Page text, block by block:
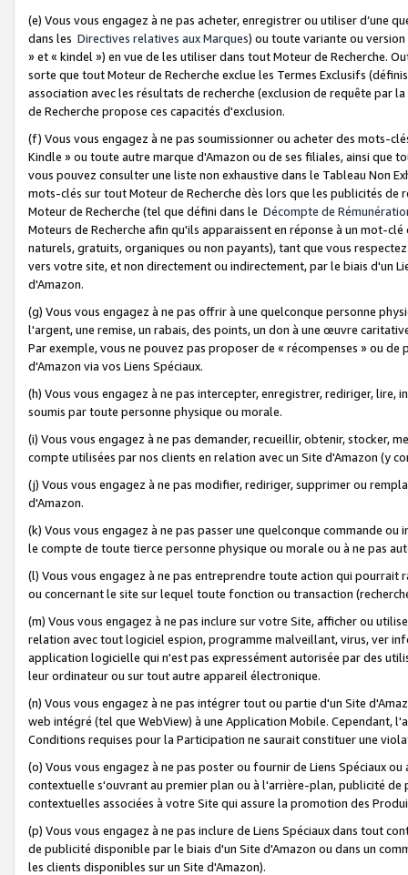
(e) Vous vous engagez à ne pas acheter, enregistrer ou utiliser d’une
dans les Directives relatives aux Marques) ou toute variante ou
» et « kindel ») en vue de les utiliser dans tout Moteur de Recherche.
sorte que tout Moteur de Recherche exclue les Termes Exclusifs
association avec les résultats de recherche (exclusion de requête
de Recherche propose ces capacités d'exclusion.
(f) Vous vous engagez à ne pas soumissionner ou acheter des mots-
Kindle » ou toute autre marque d'Amazon ou de ses filiales, ainsi que
vous pouvez consulter une liste non exhaustive dans le Tableau Non
mots-clés sur tout Moteur de Recherche dès lors que les publicités de
Moteur de Recherche (tel que défini dans le Décompte de
Moteurs de Recherche afin qu'ils apparaissent en réponse à un mot-
naturels, gratuits, organiques ou non payants), tant que vous
vers votre site, et non directement ou indirectement, par le biais d'un
d'Amazon.
(g) Vous vous engagez à ne pas offrir à une quelconque personne
l'argent, une remise, un rabais, des points, un don à une œuvre
Par exemple, vous ne pouvez pas proposer de « récompenses » ou
d'Amazon via vos Liens Spéciaux.
(h) Vous vous engagez à ne pas intercepter, enregistrer, rediriger,
soumis par toute personne physique ou morale.
(i) Vous vous engagez à ne pas demander, recueillir, obtenir, stocker,
compte utilisées par nos clients en relation avec un Site d'Amazon (y
(j) Vous vous engagez à ne pas modifier, rediriger, supprimer ou
d'Amazon.
(k) Vous vous engagez à ne pas passer une quelconque commande
le compte de toute tierce personne physique ou morale ou à ne pas
(l) Vous vous engagez à ne pas entreprendre toute action qui
ou concernant le site sur lequel toute fonction ou transaction
(m) Vous vous engagez à ne pas inclure sur votre Site, afficher ou
relation avec tout logiciel espion, programme malveillant, virus, ver
application logicielle qui n'est pas expressément autorisée par des
leur ordinateur ou sur tout autre appareil électronique.
(n) Vous vous engagez à ne pas intégrer tout ou partie d'un Site
web intégré (tel que WebView) à une Application Mobile. Cependant,
Conditions requises pour la Participation ne saurait constituer une
(o) Vous vous engagez à ne pas poster ou fournir de Liens Spéciaux
contextuelle s'ouvrant au premier plan ou à l'arrière-plan, publicité
contextuelles associées à votre Site qui assure la promotion des
(p) Vous vous engagez à ne pas inclure de Liens Spéciaux dans tout
de publicité disponible par le biais d'un Site d'Amazon ou dans un
les clients disponibles sur un Site d'Amazon).